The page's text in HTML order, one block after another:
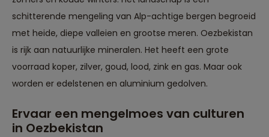
schitterende mengeling van Alp-achtige bergen begroeid
met heide, diepe valleien en grootse meren. Oezbekistan
is rijk aan natuurlijke mineralen. Het heeft een grote
voorraad koper, zilver, goud, lood, zink en gas. Maar ook
worden er edelstenen en aluminium gedolven.
Ervaar een mengelmoes van culturen
in Oezbekistan